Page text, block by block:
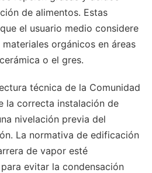
de alimentos. Estas
el usuario medio considere
orgánicos en áreas
o el gres.
técnica de la Comunidad
la correcta instalación de
nivelación previa del
La normativa de edificación
de vapor esté
evitar la condensación